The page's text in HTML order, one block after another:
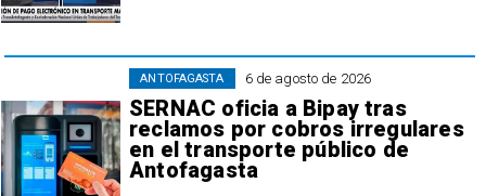
6 de agosto de 2026
SERNAC oficia a Bipay tras
reclamos por cobros irregulares
en el transporte público de
Antofagasta
ANTOFAGASTA